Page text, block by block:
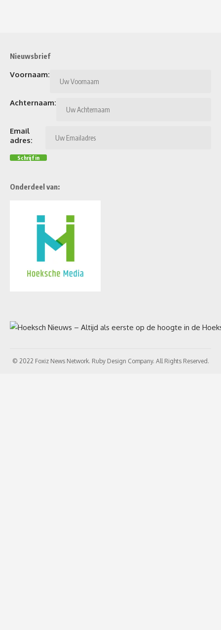
Nieuwsbrief
Voornaam:
Achternaam:
Email
adres:
Onderdeel van:
© 2022 Foxiz News Network. Ruby Design Company. All Rights Reserved.